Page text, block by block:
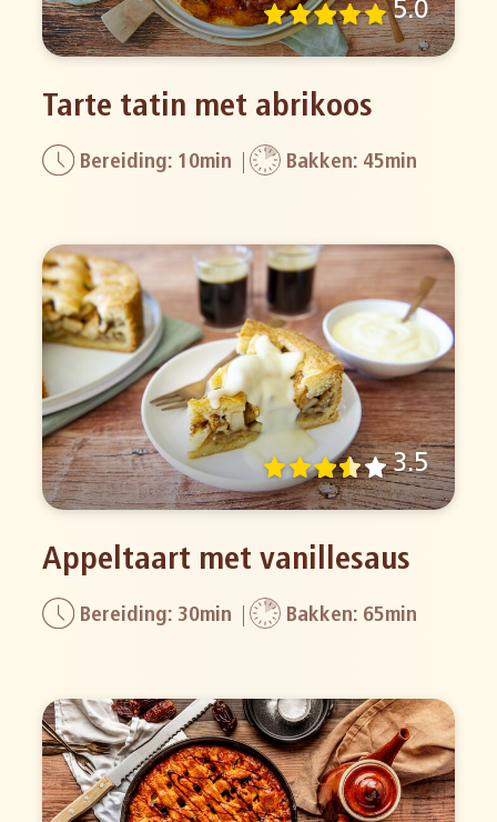
5.0
Tarte tatin met abrikoos
Bereiding: 10min Bakken: 45min
3.5
Appeltaart met vanillesaus
Bereiding: 30min Bakken: 65min